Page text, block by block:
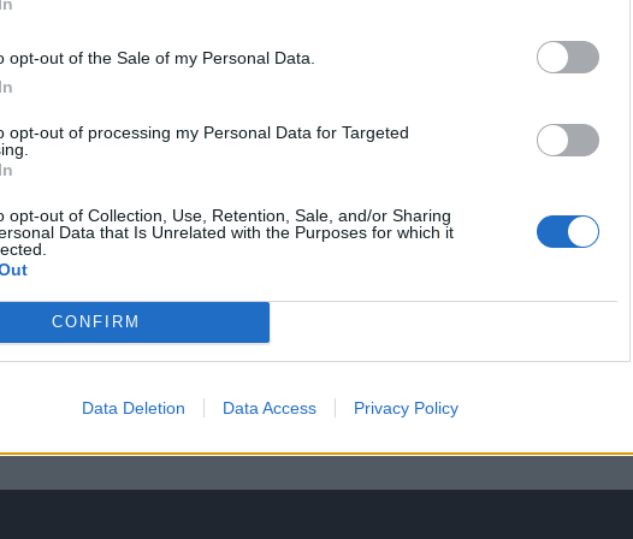
opt-out of the Sale of my Personal Data.
opt-out of processing my Personal Data for Targeted
opt-out of Collection, Use, Retention, Sale, and/or Sharing
Data that Is Unrelated with the Purposes for which it
CONFIRM
Data Deletion Data Access Privacy Policy
und 0 Nein Stimmen, jetzt fälscht die BOD die Wertung mit ihren ganzen
IPs der Accounts überprüfen sind bei den Nein Stimmen garantiert fast alle
Robber von diesem tollen Spiel verbannt wird.